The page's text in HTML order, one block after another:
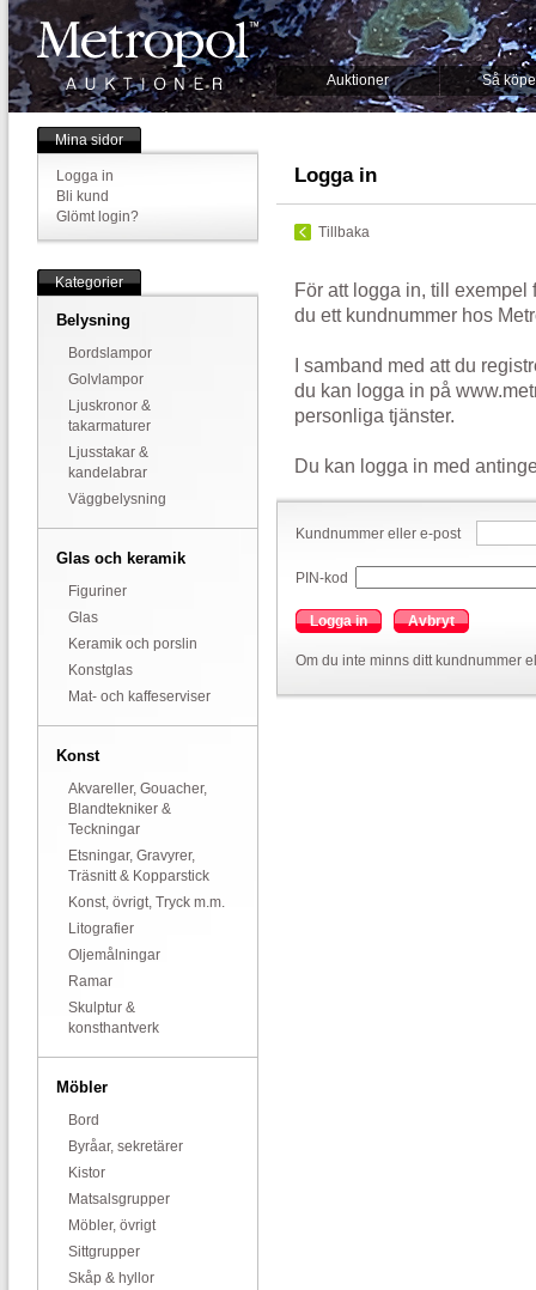
Auktioner Så
Mina sidor
Logga in
Bli kund
Glömt login?
Kategorier
Belysning
Bordslampor
Golvlampor
Ljuskronor &
takarmaturer
Ljusstakar &
kandelabrar
Väggbelysning
Glas och keramik
Figuriner
Glas
Keramik och porslin
Konstglas
Mat- och kaffeserviser
Konst
Akvareller, Gouacher,
Blandtekniker &
Teckningar
Etsningar, Gravyrer,
Träsnitt & Kopparstick
Konst, övrigt, Tryck m.m.
Litografier
Oljemålningar
Ramar
Skulptur &
konsthantverk
Möbler
Bord
Byråar, sekretärer
Kistor
Matsalsgrupper
Möbler, övrigt
Sittgrupper
Skåp & hyllor
Logga in
Tillbaka
För att logga in, till exempel
du ett kundnummer hos
I samband med att du
du kan logga in på
personliga tjänster.
Du kan logga in med
Kundnummer eller e-post
PIN-kod
Logga in Avbryt
Om du inte minns ditt kundnummer